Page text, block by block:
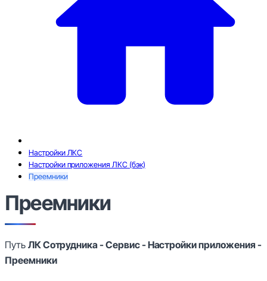
Настройки ЛКС
Настройки приложения ЛКС (бэк)
Преемники
Преемники
Путь ЛК Сотрудника - Сервис - Настройки приложения -
Преемники